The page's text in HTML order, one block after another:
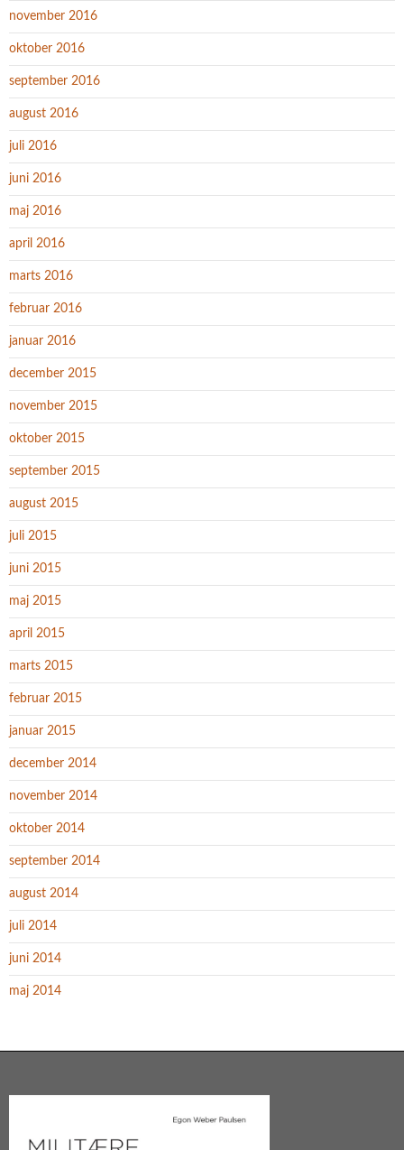
november 2016
oktober 2016
september 2016
august 2016
juli 2016
juni 2016
maj 2016
april 2016
marts 2016
februar 2016
januar 2016
december 2015
november 2015
oktober 2015
september 2015
august 2015
juli 2015
juni 2015
maj 2015
april 2015
marts 2015
februar 2015
januar 2015
december 2014
november 2014
oktober 2014
september 2014
august 2014
juli 2014
juni 2014
maj 2014